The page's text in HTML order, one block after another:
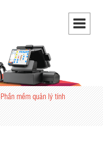
Phần mềm quản lý tính